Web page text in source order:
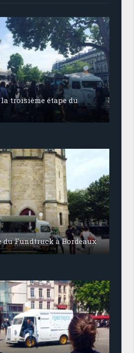
troisième étape du
du Fundtruck à Bordeaux